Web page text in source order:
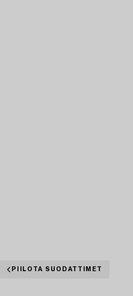
PIILOTA SUODATTIMET